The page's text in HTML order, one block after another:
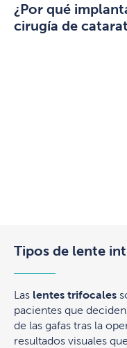
¿Por qué
cirugía de
Tipos de lente
Las lentes trifocales
pacientes que
de las gafas tras la
resultados visuales